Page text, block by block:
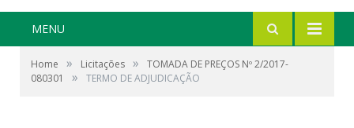
MENU
Home » Licitações »
TOMADA DE PREÇOS Nº 2/2017-
080301
» TERMO DE ADJUDICAÇÃO